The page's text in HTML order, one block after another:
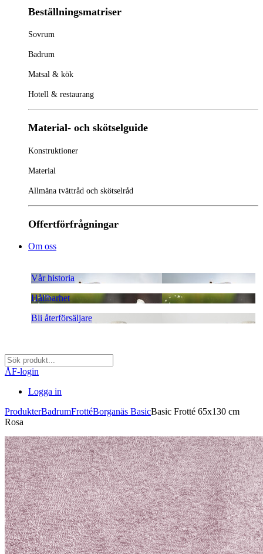
Beställningsmatriser
Sovrum
Badrum
Matsal & kök
Hotell & restaurang
Material- och skötselguide
Konstruktioner
Material
Allmäna tvättråd och skötselråd
Offertförfrågningar
Om oss
Vår historia
Hållbarhet
Bli återförsäljare
ÅF-login
Logga in
ProdukterBadrumFrottéBorganäs BasicBasic Frotté 65x130 cm
Rosa